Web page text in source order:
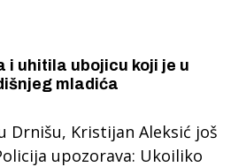
i uhitila ubojicu koji je u
mladića